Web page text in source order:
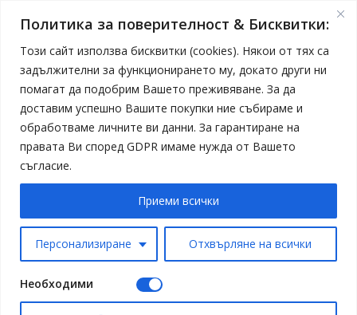
Политика за поверителност & Бисквитки:
Този сайт използва бисквитки (cookies). Някои от тях са
задължителни за функционирането му, докато други ни
помагат да подобрим Вашето преживяване. За да
доставим успешно Вашите покупки ние събираме и
обработваме личните ви данни. За гарантиране на
правата Ви според GDPR имаме нужда от Вашето
съгласие.
Персонализиране Отхвърляне на всички
Приеми всички
Необходими